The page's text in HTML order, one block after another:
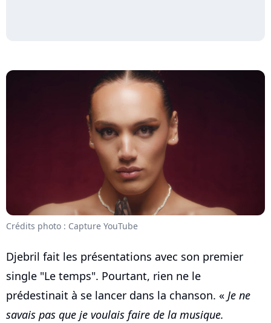
Crédits photo : Capture YouTube
Djebril fait les présentations avec son premier
single "Le temps". Pourtant, rien ne le
prédestinait à se lancer dans la chanson. « Je ne
savais pas que je voulais faire de la musique.